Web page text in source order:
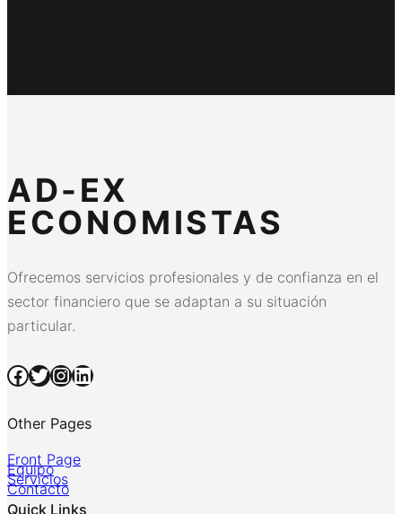
AD-EX
ECONOMISTAS
Ofrecemos servicios profesionales y de confianza en el
sector financiero que se adaptan a su situación
particular.
Facebook Twitter InstagramLinkedIn
Other Pages
Front Page
Equipo
Servicios
Contacto
Quick Links